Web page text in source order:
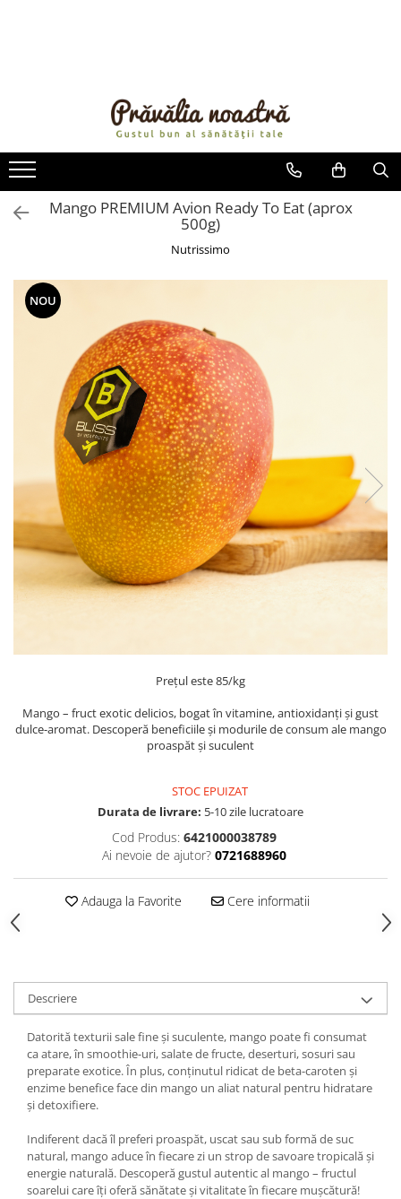
ULEIURI ȘI UNTURI
MĂSLINE
NUCI ȘI SEMINȚE
FRUCTE DESHIDRATATE
ÎNDULCITORI NATURALI / MIERE
OȚETURI ȘI SOSURI
SOSURI
FĂINĂ FĂRĂ GLUTEN
BĂUTURI / LAPTE VEGETAL
OREZ ȘI CEREALE
CREME ȘI PASTE TARTINABILE
CONDIMENTE
CEAIURI GRECEȘTI
CIOCOLATĂ ȘI CACAO
HEALTHY SNACKS
SUPERALIMENTE
LACTATE
BACANIE
PRODUSE ROMÂNEȘTI
REMEDII NATURISTE
TOATE PRODUSELE
Mango PREMIUM Avion Ready To Eat (aprox
500g)
Nutrissimo
NOU
Prețul este 85/kg
Mango – fruct exotic delicios, bogat în vitamine, antioxidanți și gust
dulce-aromat. Descoperă beneficiile și modurile de consum ale mango
proaspăt și suculent
STOC EPUIZAT
Durata de livrare: 5-10 zile lucratoare
Cod Produs: 6421000038789
Ai nevoie de ajutor? 0721688960
Adauga la Favorite Cere informatii
Descriere
Datorită texturii sale fine și suculente, mango poate fi consumat
ca atare, în smoothie-uri, salate de fructe, deserturi, sosuri sau
preparate exotice. În plus, conținutul ridicat de beta-caroten și
enzime benefice face din mango un aliat natural pentru hidratare
și detoxifiere.
Indiferent dacă îl preferi proaspăt, uscat sau sub formă de suc
natural, mango aduce în fiecare zi un strop de savoare tropicală și
energie naturală. Descoperă gustul autentic al mango – fructul
soarelui care îți oferă sănătate și vitalitate în fiecare mușcătură!